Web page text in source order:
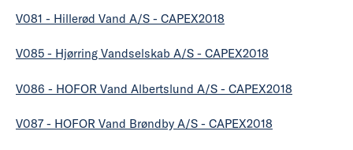
V081 - Hillerød Vand A/S - CAPEX2018
V085 - Hjørring Vandselskab A/S - CAPEX2018
V086 - HOFOR Vand Albertslund A/S - CAPEX2018
V087 - HOFOR Vand Brøndby A/S - CAPEX2018